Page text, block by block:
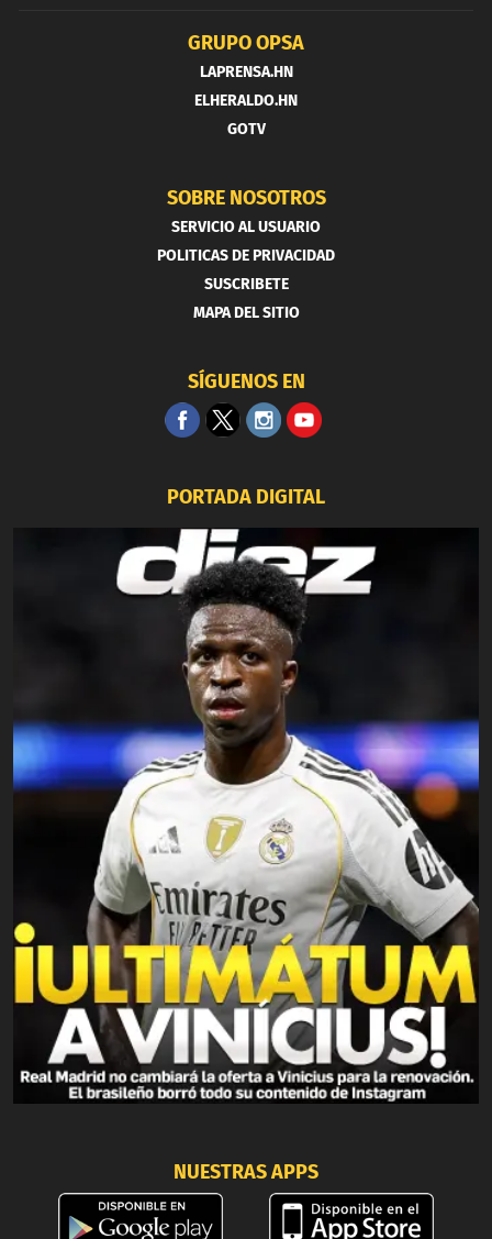
GRUPO OPSA
LAPRENSA.HN
ELHERALDO.HN
GOTV
SOBRE NOSOTROS
SERVICIO AL USUARIO
POLITICAS DE PRIVACIDAD
SUSCRIBETE
MAPA DEL SITIO
SÍGUENOS EN
PORTADA DIGITAL
NUESTRAS APPS